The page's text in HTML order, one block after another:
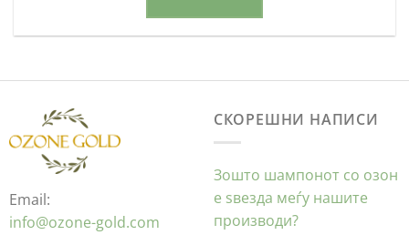
Email:
info@ozone-gold.com
СКОРЕШНИ НАПИСИ
Зошто шампонот со озон
е ѕвезда меѓу нашите
производи?